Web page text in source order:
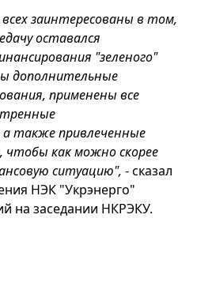
заинтересованы в том,
оставался
"зеленого"
дополнительные
применены все
также привлеченные
чтобы как можно скорее
ситуацию", - сказал
НЭК "Укрэнерго"
на заседании НКРЭКУ.